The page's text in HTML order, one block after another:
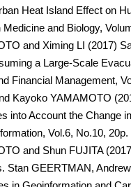
Heat Island Effect on
and Biology,
and Ximing LI (2017)
a Large-Scale
Financial Management,
Kayoko YAMAMOTO
into Account the Change
Vol.6, No.10,
and Shun FUJITA
Stan GEERTMAN,